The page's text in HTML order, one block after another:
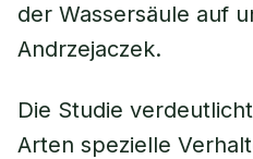
der Wassersäule auf
Andrzejaczek.
Die Studie
Arten spezielle